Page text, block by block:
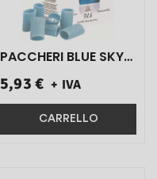
PACCHERI BLUE SKY
PZ}
5,93 € + IVA
CARRELLO